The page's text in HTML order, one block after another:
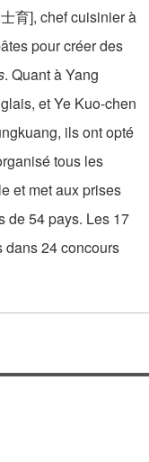
育], chef cuisinier à
pour créer des
. Quant à Yang
et Ye Kuo-chen
ils ont opté
tous les
et met aux prises
de 54 pays. Les 17
dans 24 concours